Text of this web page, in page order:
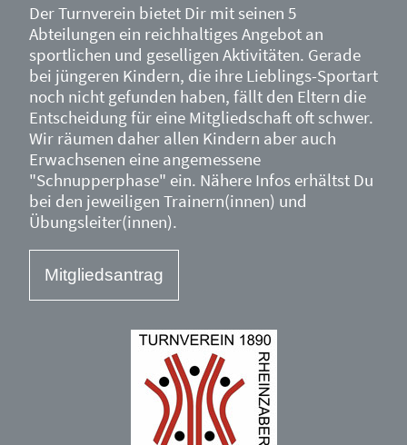
Der Turnverein bietet Dir mit seinen 5
Abteilungen ein reichhaltiges Angebot an
sportlichen und geselligen Aktivitäten. Gerade
bei jüngeren Kindern, die ihre Lieblings-Sportart
noch nicht gefunden haben, fällt den Eltern die
Entscheidung für eine Mitgliedschaft oft schwer.
Wir räumen daher allen Kindern aber auch
Erwachsenen eine angemessene
"Schnupperphase" ein. Nähere Infos erhältst Du
bei den jeweiligen Trainern(innen) und
Übungsleiter(innen).
Mitgliedsantrag